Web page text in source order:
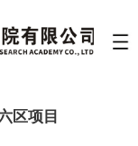
区项目